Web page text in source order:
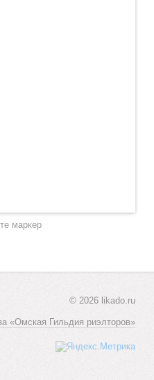
маркер
© 2026 likado.ru
«Омская Гильдия риэлторов»